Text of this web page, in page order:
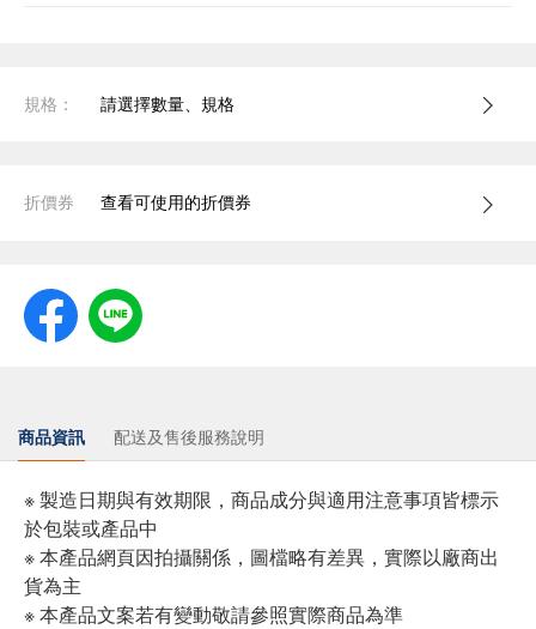
規格： 請選擇數量、規格
折價券 查看可使用的折價券
商品資訊 配送及售後服務說明
※ 製造日期與有效期限，商品成分與適用注意事項皆標示
於包裝或產品中
※ 本產品網頁因拍攝關係，圖檔略有差異，實際以廠商出
貨為主
※ 本產品文案若有變動敬請參照實際商品為準